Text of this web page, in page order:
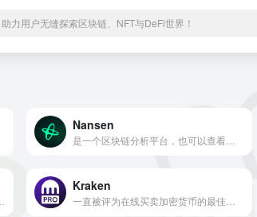
力用户无缝探索区块链、NFT与DeFi世界！
Nansen
Kraken